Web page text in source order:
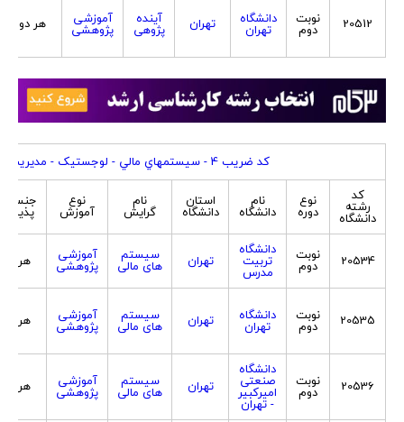
20512 نوبت
دوم
دانشگاه
تهران تهران آینده
پژوهی
آموزشی
پژوهشی هر دو
کد ضريب 4 - سيستمهاي مالي - لوجستيک - مديريت پروژه
کد
رشته
دانشگاه
نوع
دوره
نام
دانشگاه
استان
دانشگاه
نام
گرایش
نوع
آموزش پذیرش
20534 نوبت
دوم
دانشگاه
تربیت
مدرس
تهران سیستم
های مالی
آموزشی
پژوهشی هر دو
20535 نوبت
دوم
دانشگاه
تهران تهران سیستم
های مالی
آموزشی
پژوهشی هر دو
20536 نوبت
دوم
دانشگاه
صنعتی
امیرکبیر
- تهران
تهران سیستم
های مالی
آموزشی
پژوهشی هر دو